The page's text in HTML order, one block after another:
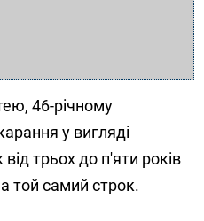
46-річному
у вигляді
трьох до п'яти років
той самий строк.